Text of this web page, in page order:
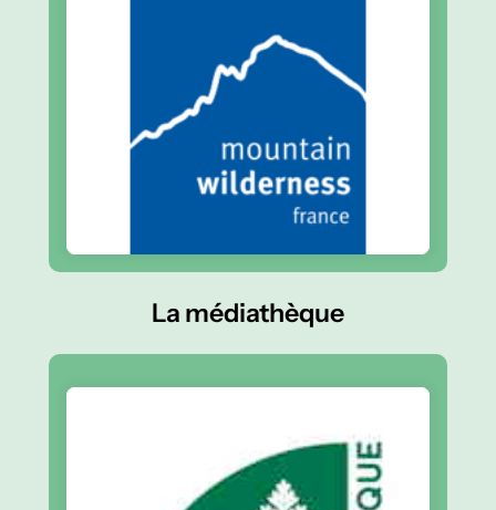
Mountain Wilderness
Œuvrer pour la cohabitation entre une
montagne sauvage et une montagne à…
La médiathèque
En savoir plus